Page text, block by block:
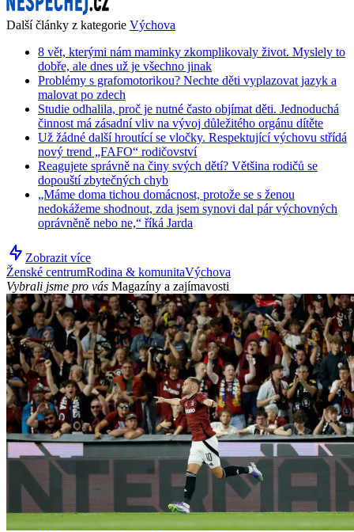
Další články z kategorie Výchova
8 vět, kterými nám maminky zkomplikovaly život. Myslely to
dobře, ale dnes už je všechno jinak
Problémy s grafomotorikou? Nechte děti vyplazovat jazyk a
malovat po zdech
Studie odhalila, proč je nutné často objímat děti. Jednoduchá
činnost má zásadní vliv na vývoj důležitého orgánu dítěte
Už žádné další hroutící se vločky. Respektující výchovu střídá
nový trend „FAFO“ rodičovství
Reagujete správně na činy svých dětí? Většina rodičů se
dopouští zbytečných chyb
„Máme doma tichou domácnost, protože se s ženou
nedokážeme shodnout, zda jsem synovi dal pár výchovných
oprávněně nebo ne,“ říká Jarda
Zobrazit více
Ženské centrumRodina & komunitaVýchova
Vybrali jsme pro vás Magazíny a zajímavosti